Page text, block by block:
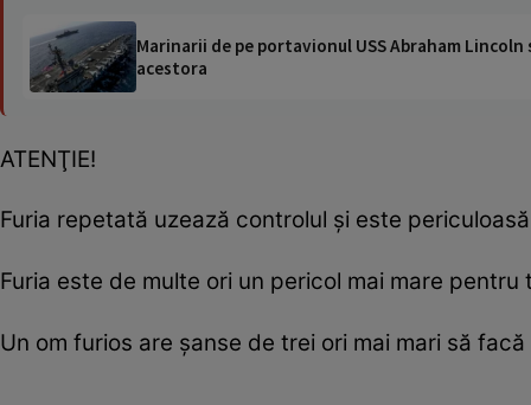
Marinarii de pe portavionul USS Abraham
acestora
ATENŢIE!
Furia repetată uzează controlul şi este
Furia este de multe ori un pericol mai mare
Un om furios are şanse de trei ori mai mari să